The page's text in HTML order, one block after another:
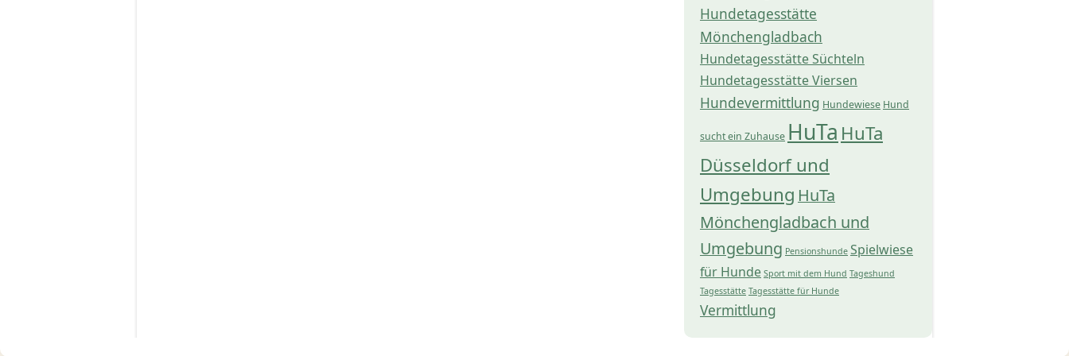
Hundetagesstätte
Mönchengladbach
Hundetagesstätte Süchteln
Hundetagesstätte Viersen
Hundevermittlung Hundewiese Hund
sucht ein Zuhause HuTa HuTa
Düsseldorf und
Umgebung HuTa
Mönchengladbach und
Umgebung Pensionshunde Spielwiese
für Hunde Sport mit dem Hund Tageshund
Tagesstätte Tagesstätte für Hunde
Vermittlung